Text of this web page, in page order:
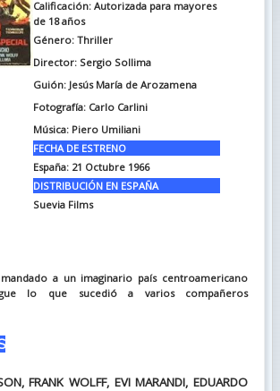
Calificación: Autorizada para mayores
de 18 años
Género: Thriller
Director: Sergio Sollima
Guión: Jesús María de Arozamena
Fotografía: Carlo Carlini
Música: Piero Umiliani
FECHA DE ESTRENO
España: 21 Octubre 1966
DISTRIBUCIÓN EN ESPAÑA
Suevia Films
a un imaginario país centroamericano
lo que sucedió a varios compañeros
FRANK WOLFF, EVI MARANDI, EDUARDO